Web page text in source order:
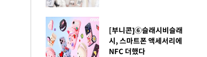
[부니콘]⑥슬래시비슬래
시, 스마트폰 액세서리에
NFC 더했다